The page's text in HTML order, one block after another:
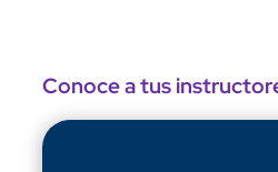
Conoce a tus